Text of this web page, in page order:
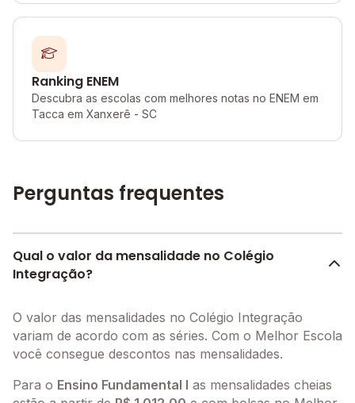
Ranking ENEM
Descubra as escolas com melhores notas no ENEM em
Tacca em Xanxerê - SC
Perguntas frequentes
Qual o valor da mensalidade no Colégio
Integração?
O valor das mensalidades no Colégio Integração
variam de acordo com as séries. Com o Melhor Escola
você consegue descontos nas mensalidades.
Para o Ensino Fundamental I as mensalidades cheias